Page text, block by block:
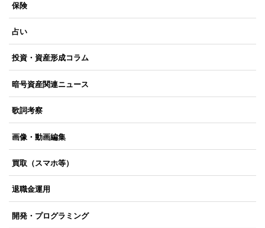
保険
占い
投資・資産形成コラム
暗号資産関連ニュース
歌詞考察
画像・動画編集
買取（スマホ等）
退職金運用
開発・プログラミング